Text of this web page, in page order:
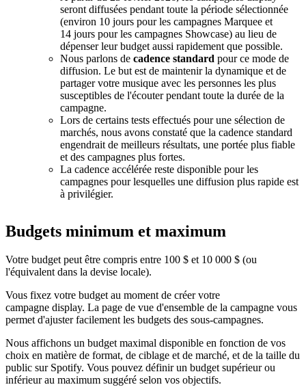
seront diffusées pendant toute la période sélectionnée
(environ 10 jours pour les campagnes Marquee et
14 jours pour les campagnes Showcase) au lieu de
dépenser leur budget aussi rapidement que possible.
Nous parlons de cadence standard pour ce mode de
diffusion. Le but est de maintenir la dynamique et de
partager votre musique avec les personnes les plus
susceptibles de l'écouter pendant toute la durée de la
campagne.
Lors de certains tests effectués pour une sélection de
marchés, nous avons constaté que la cadence standard
engendrait de meilleurs résultats, une portée plus fiable
et des campagnes plus fortes.
La cadence accélérée reste disponible pour les
campagnes pour lesquelles une diffusion plus rapide est
à privilégier.
Budgets minimum et maximum
Votre budget peut être compris entre 100 $ et 10 000 $ (ou
l'équivalent dans la devise locale).
Vous fixez votre budget au moment de créer votre
campagne display. La page de vue d'ensemble de la campagne vous
permet d'ajuster facilement les budgets des sous-campagnes.
Nous affichons un budget maximal disponible en fonction de vos
choix en matière de format, de ciblage et de marché, et de la taille du
public sur Spotify. Vous pouvez définir un budget supérieur ou
inférieur au maximum suggéré selon vos objectifs.